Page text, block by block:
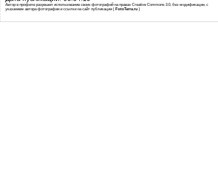
Автор в профиле разрешил использование своих фотографий на правах Creative Commons 3.0, без модификации, с
указанием автора фотографии и ссылки на сайт публикации ( FotoTerra.ru )